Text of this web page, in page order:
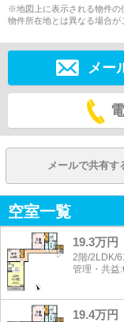
※地図上に表示される物件の
物件所在地とは異なる場合が
メー
メールで共有す
空室一覧
19.3万円
2階/2LDK/
管理・共益
19.4万円